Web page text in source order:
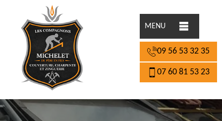
MENU
09 56 53 32 35
07 60 81 53 23